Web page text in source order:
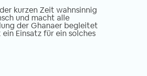
kurzen Zeit wahnsinnig
und macht alle
der Ghanaer begleitet
Einsatz für ein solches